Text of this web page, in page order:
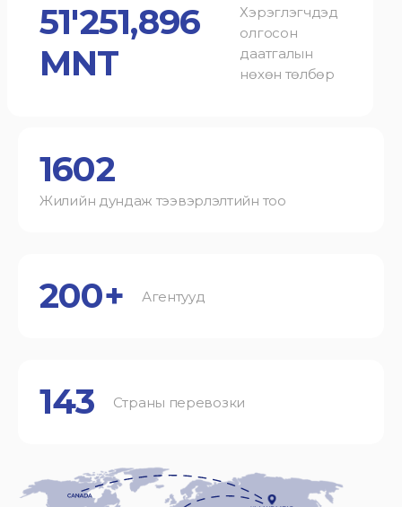
51'251,896
MNT
Хэрэглэгчдэд
олгосон
даатгалын
нөхөн төлбөр
1602
Жилийн дундаж тээвэрлэлтийн тоо
200+ Агентууд
143 Страны перевозки